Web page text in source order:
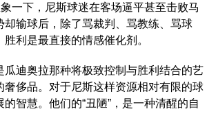
一下，尼斯球迷在客场逼平甚至击败马
输球后，除了骂裁判、骂教练、骂球
利是最直接的情感催化剂。
迪奥拉那种将极致控制与胜利结合的艺
侈品。对于尼斯这样资源相对有限的球
智慧。他们的“丑陋”，是一种清醒的自